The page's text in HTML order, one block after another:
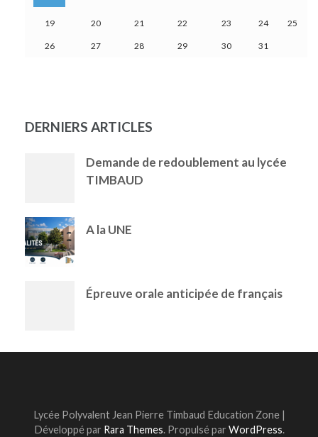
19 20 21 22 23 24 25
26 27 28 29 30 31
DERNIERS ARTICLES
Demande de redoublement au lycée
TIMBAUD
A la UNE
Épreuve orale anticipée de français
Lycée Polyvalent Jean Pierre Timbaud Education Zone |
Développé par Rara Themes. Propulsé par WordPress.